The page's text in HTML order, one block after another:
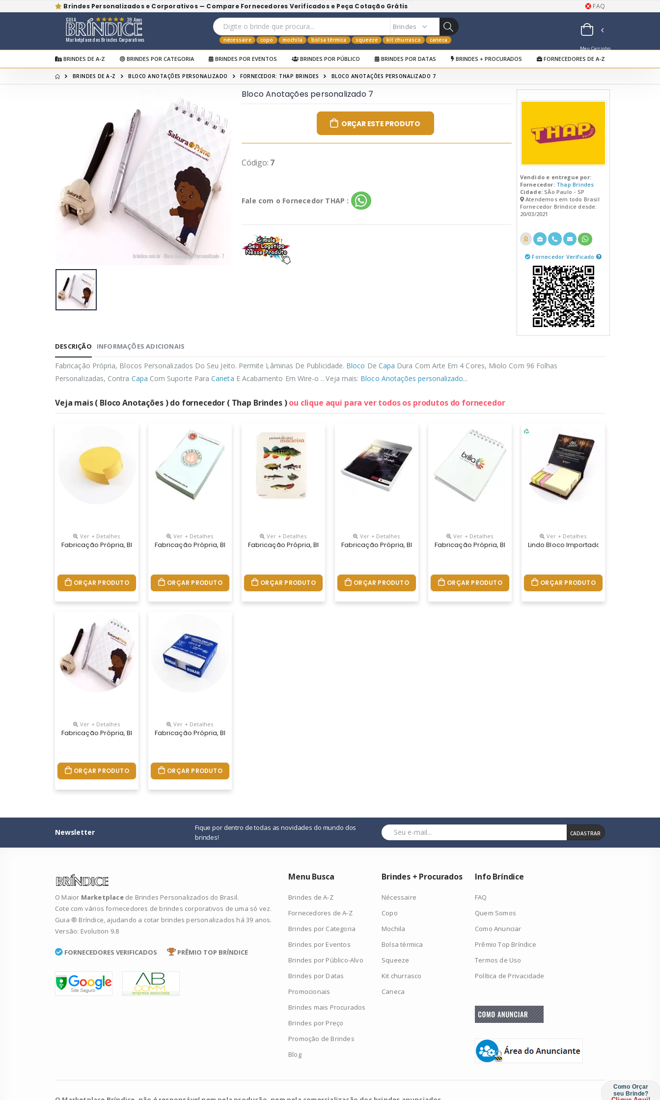
Brindes Personalizados e Corporativos — Compare Fornecedores Verificados e Peça Cotação Grátis FAQ
Marketplace dos Brindes Corporativos
GUIA 39 Anos
nécessaire copo mochila bolsa térmica squeeze kit churrasco caneca
Meu Carrinho
de Orçamentos
BRINDES DE A-Z BRINDES POR CATEGORIA BRINDES POR EVENTOS BRINDES POR PÚBLICO BRINDES POR DATAS BRINDES + PROCURADOS FORNECEDORES DE A-Z
BRINDES DE A-Z BLOCO ANOTAÇÕES PERSONALIZADO FORNECEDOR: THAP BRINDES BLOCO ANOTAÇÕES PERSONALIZADO 7
Bloco Anotações personalizado 7
ORÇAR ESTE PRODUTO
Código: 7
Fale com o Fornecedor THAP :
Vendido e entregue por:
Fornecedor: Thap Brindes
Cidade:SÃo Paulo - SP
Atendemos em todo Brasil
Fornecedor Bríndice desde:
20/03/2021
Fornecedor Verificado
DESCRIÇÃO INFORMAÇÕES ADICIONAIS
Fabricação Própria, Blocos Personalizados Do Seu Jeito. Permite Lâminas De Publicidade. Bloco De Capa Dura Com Arte Em 4 Cores, Miolo Com 96 Folhas
Personalizadas, Contra Capa Com Suporte ParaCaneta E Acabamento Em Wire-o .. Veja mais: Bloco Anotações personalizado...
Veja mais ( Bloco Anotações ) do fornecedor ( Thap Brindes )ou clique aqui para ver todos os produtos do fornecedor
Ver + Detalhes
Fabricação Própria, Blocos Personalizados Do Seu Jeito. Bloco Em Papel Colorido Com Ou Sem Impressão Com 100 Folhas (não É Post-It) E Formato Especial
ORÇAR PRODUTO
Ver + Detalhes
Fabricação Própria, Blocos Personalizados Do Seu Jeito. Bloco Em Papel Colorido Com Ou Sem Impressão Com 100 Folhas (não É Post-It).
ORÇAR PRODUTO
Ver + Detalhes
Fabricação Própria, Blocos Personalizados Do Seu Jeito. Fabricação Própria, Blocos Personalizados Do Seu Jeito. Bloco De
ORÇAR PRODUTO
Ver + Detalhes
Fabricação Própria, Blocos Personalizados Do Seu Jeito. Fabricação Própria, Blocos
ORÇAR PRODUTO
Ver + Detalhes
Fabricação Própria, Blocos Personalizados Do Seu Jeito. Permite
ORÇAR PRODUTO
Ver + Detalhes
Lindo Bloco Importado Com Toque
ORÇAR PRODUTO
Ver + Detalhes
Fabricação Própria, Blocos Personalizados Do Seu Jeito. Permite Lâminas De Publicidade. Bloco De Capa Dura Com Arte Em 4 Cores, Miolo Com 96 Folhas Personalizadas, Contra
ORÇAR PRODUTO
Ver + Detalhes
Fabricação Própria, Blocos Personalizados Do Seu Jeito. Miolo Com Aproximadamente 400 Folhas Com Ou Sem Impressão Em Papel 70 Gramas, Base
ORÇAR PRODUTO
Newsletter
Fique por dentro de todas as novidades do mundo dos
brindes!
CADASTRAR
O Maior Marketplace de Brindes Personalizados do Brasil.
Cote com vários fornecedores de brindes corporativos de uma só vez.
Guia ® Bríndice, ajudando a cotar brindes personalizados há 39 anos.
Versão: Evolution 9.8
FORNECEDORES VERIFICADOS PRÊMIO TOP BRÍNDICE
Menu Busca
Brindes de A-Z
Fornecedores de A-Z
Brindes por Categoria
Brindes por Eventos
Brindes por Público-Alvo
Brindes por Datas
Promocionais
Brindes mais Procurados
Brindes por Preço
Promoção de Brindes
Blog
Brindes + Procurados
Nécessaire
Copo
Mochila
Bolsa térmica
Squeeze
Kit churrasco
Caneca
Info Bríndice
FAQ
Quem Somos
Como Anunciar
Prêmio Top Bríndice
Termos de Uso
Política de Privacidade
Como Orçar
seu Brinde?